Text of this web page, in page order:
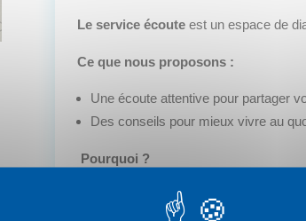
Le service écoute est un espace de
Ce que nous proposons :
Une écoute attentive pour partager
Des conseils pour mieux vivre au
Pourquoi ?
Parce que partager, être compris et